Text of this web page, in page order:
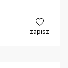
zapisz